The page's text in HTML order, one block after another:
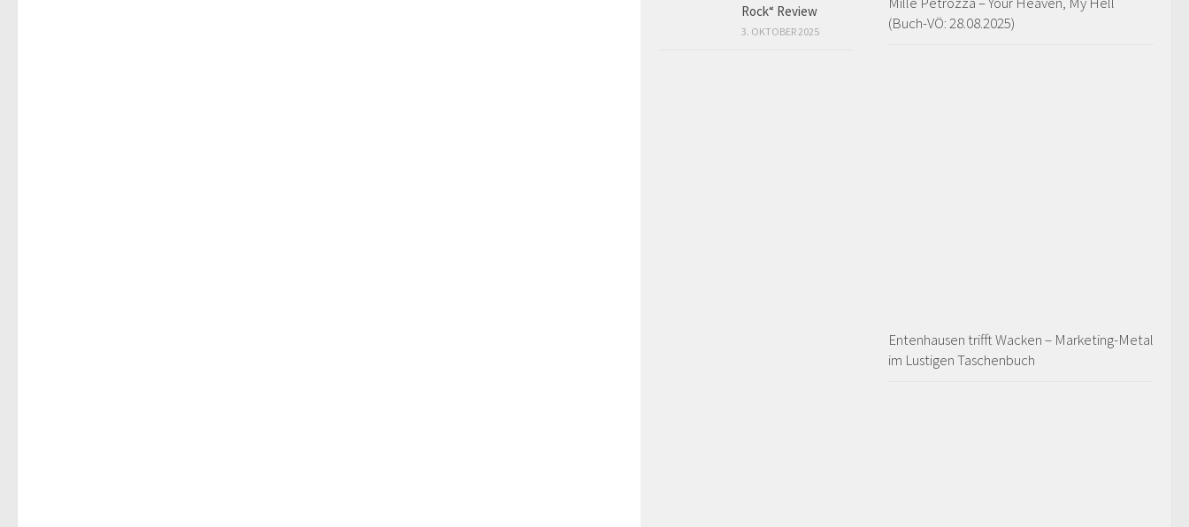
(Buch-VÖ: 28.08.2025)
Entenhausen trifft Wacken – Marketing-Metal
im Lustigen Taschenbuch
Rock“ Review
3. OKTOBER 2025